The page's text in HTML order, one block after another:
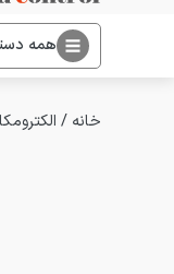
همه
خانه /